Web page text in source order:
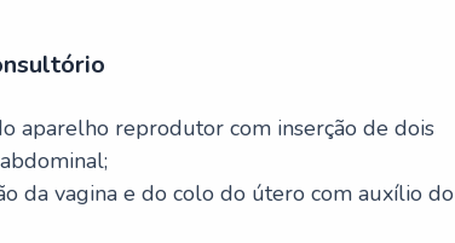
aparelho reprodutor com inserção de dois
da vagina e do colo do útero com auxílio do